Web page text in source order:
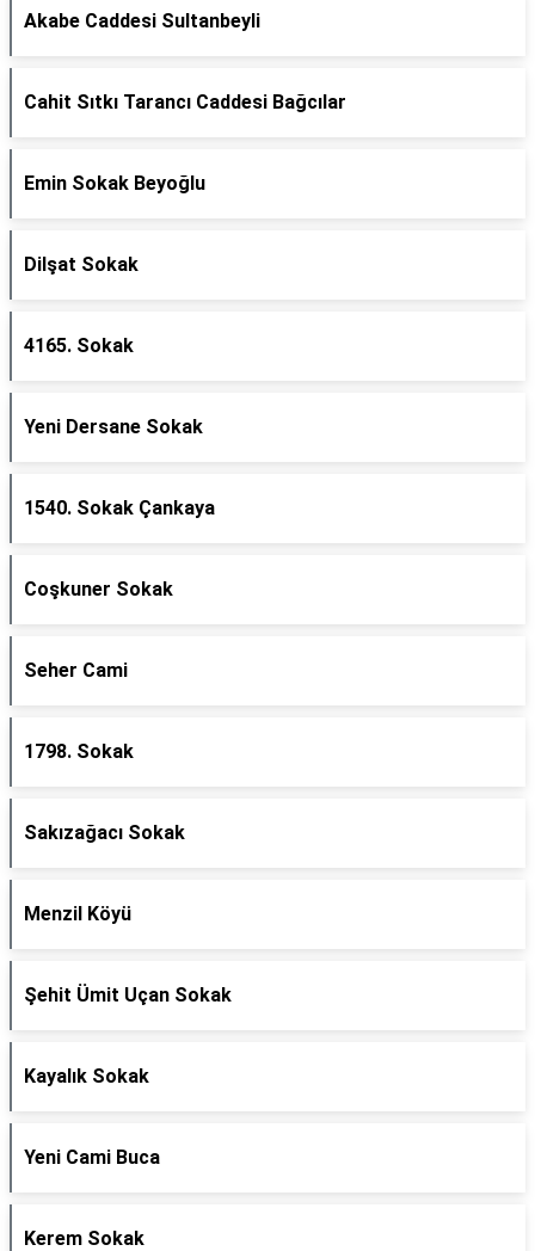
Akabe Caddesi Sultanbeyli
Cahit Sıtkı Tarancı Caddesi Bağcılar
Emin Sokak Beyoğlu
Dilşat Sokak
4165. Sokak
Yeni Dersane Sokak
1540. Sokak Çankaya
Coşkuner Sokak
Seher Cami
1798. Sokak
Sakızağacı Sokak
Menzil Köyü
Şehit Ümit Uçan Sokak
Kayalık Sokak
Yeni Cami Buca
Kerem Sokak